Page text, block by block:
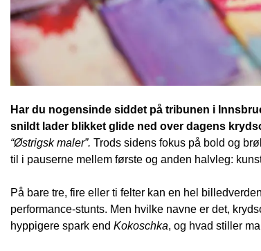
Har du nogensinde siddet på tribunen i
snildt lader blikket glide ned over dagens
“Østrigsk maler”. Trods sidens fokus på bold og
til i pauserne mellem første og anden halvleg:
På bare tre, fire eller ti felter kan en hel
performance-stunts. Men hvilke navne er det,
hyppigere spark end Kokoschka, og hvad stiller